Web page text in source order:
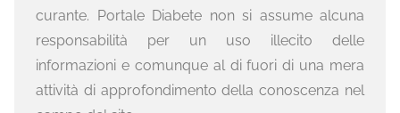
curante. Portale Diabete non si assume alcuna
responsabilità per un uso illecito delle
informazioni e comunque al di fuori di una mera
attività di approfondimento della conoscenza nel